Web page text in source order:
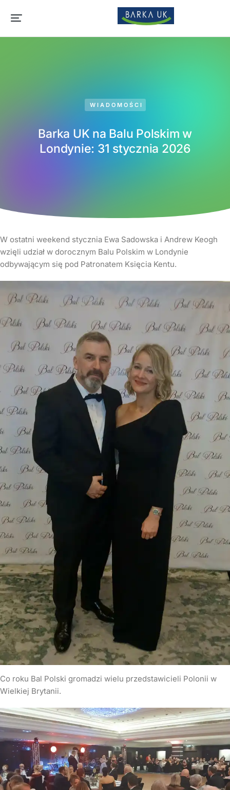
WIADOMOŚCI
Barka UK na Balu Polskim w
Londynie: 31 stycznia 2026
W ostatni weekend stycznia Ewa Sadowska i Andrew Keogh
wzięli udział w dorocznym Balu Polskim w Londynie
odbywającym się pod Patronatem Księcia Kentu.
Co roku Bal Polski gromadzi wielu przedstawicieli Polonii w
Wielkiej Brytanii.